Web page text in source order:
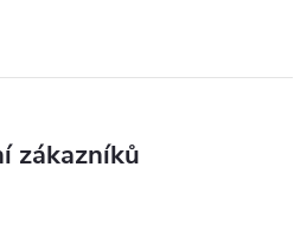
zákazníků